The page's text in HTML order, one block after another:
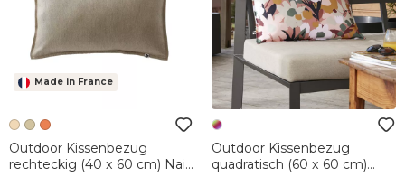
Made in France
Outdoor Kissenbezug
rechteckig (40 x 60 cm) Naia
Outdoor Kissenbezug
quadratisch (60 x 60 cm)